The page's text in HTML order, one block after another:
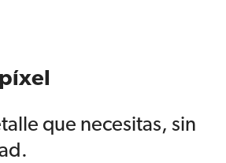
que necesitas, sin